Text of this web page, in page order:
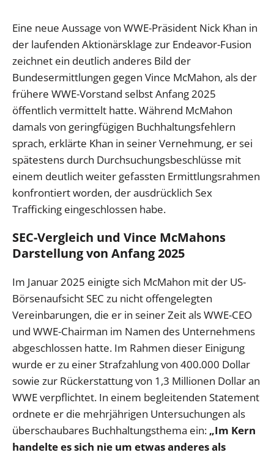
Eine neue Aussage von WWE-Präsident Nick Khan in
der laufenden Aktionärsklage zur Endeavor-Fusion
zeichnet ein deutlich anderes Bild der
Bundesermittlungen gegen Vince McMahon, als der
frühere WWE-Vorstand selbst Anfang 2025
öffentlich vermittelt hatte. Während McMahon
damals von geringfügigen Buchhaltungsfehlern
sprach, erklärte Khan in seiner Vernehmung, er sei
spätestens durch Durchsuchungsbeschlüsse mit
einem deutlich weiter gefassten Ermittlungsrahmen
konfrontiert worden, der ausdrücklich Sex
Trafficking eingeschlossen habe.
SEC-Vergleich und Vince McMahons
Darstellung von Anfang 2025
Im Januar 2025 einigte sich McMahon mit der US-
Börsenaufsicht SEC zu nicht offengelegten
Vereinbarungen, die er in seiner Zeit als WWE-CEO
und WWE-Chairman im Namen des Unternehmens
abgeschlossen hatte. Im Rahmen dieser Einigung
wurde er zu einer Strafzahlung von 400.000 Dollar
sowie zur Rückerstattung von 1,3 Millionen Dollar an
WWE verpflichtet. In einem begleitenden Statement
ordnete er die mehrjährigen Untersuchungen als
überschaubares Buchhaltungsthema ein: „Im Kern
handelte es sich nie um etwas anderes als